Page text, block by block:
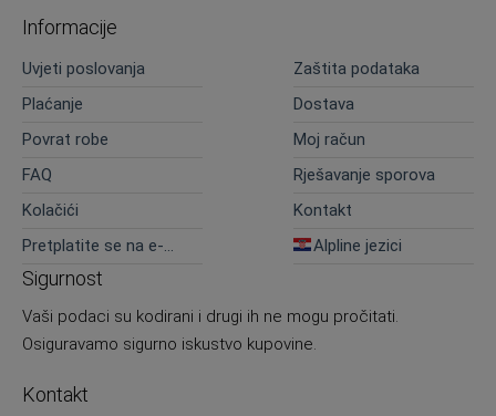
Informacije
Uvjeti poslovanja
Zaštita podataka
Plaćanje
Dostava
Povrat robe
Moj račun
FAQ
Rješavanje sporova
Kolačići
Kontakt
Pretplatite se na e-
Alpline jezici
Sigurnost
Vaši podaci su kodirani i drugi ih ne mogu pročitati.
Osiguravamo sigurno iskustvo kupovine.
Kontakt